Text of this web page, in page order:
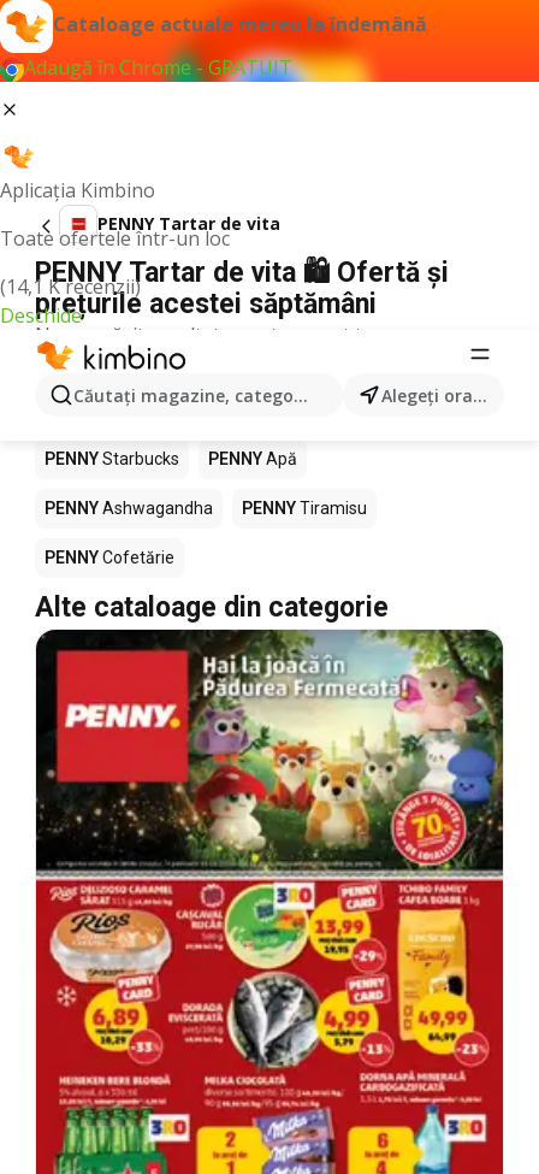
Cataloage actuale mereu la îndemână
Adaugă în Chrome - GRATUIT
Aplicația Kimbino
Toate ofertele într-un loc
(14,1 K recenzii)
Deschide
Căutaţi magazine, categorii, produse... Alegeţi oraşul
PENNY Tartar de vita
PENNY Tartar de vita 🛍️ Ofertă și
prețurile acestei săptămâni
Nu am găsit rezultate pentru acest termen.
Alte produse în magazine PENNY
PENNY Pizza PENNY Mango LEGO
PENNYStarbucks PENNYApă
PENNYAshwagandha PENNYTiramisu
PENNYCofetărie
Alte cataloage din categorie